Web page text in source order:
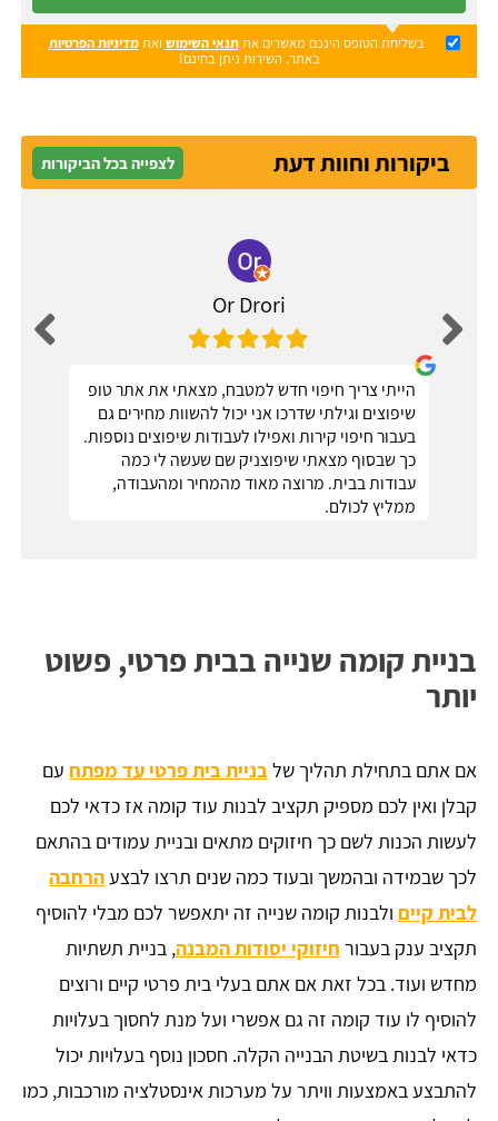
בשליחת הטופס הינכם מאשרים אתתנאי השימוש ואתמדיניות הפרטיות
באתר. השירות ניתן בחינם!
ביקורות וחוות דעת לצפייה בכל הביקורות
Or Drori
הייתי צריך חיפוי חדש למטבח, מצאתי את אתר טופ
שיפוצים וגילתי שדרכו אני יכול להשוות מחירים גם
בעבור חיפוי קירות ואפילו לעבודות שיפוצים נוספות.
כך שבסוף מצאתי שיפוצניק שם שעשה לי כמה
עבודות בבית. מרוצה מאוד מהמחיר ומהעבודה,
ממליץ לכולם.
בניית קומה שנייה בבית פרטי, פשוט
יותר
אם אתם בתחילת תהליך שלבניית בית פרטי עד מפתח עם
קבלן ואין לכם מספיק תקציב לבנות עוד קומה אז כדאי לכם
לעשות הכנות לשם כך חיזוקים מתאים ובניית עמודים בהתאם
לכך שבמידה ובהמשך ובעוד כמה שנים תרצו לבצעהרחבה
לבית קיים ולבנות קומה שנייה זה יתאפשר לכם מבלי להוסיף
תקציב ענק בעבור חיזוקי יסודות המבנה, בניית תשתיות
מחדש ועוד. בכל זאת אם אתם בעלי בית פרטי קיים ורוצים
להוסיף לו עוד קומה זה גם אפשרי ועל מנת לחסוך בעלויות
כדאי לבנות בשיטת הבנייה הקלה. חסכון נוסף בעלויות יכול
להתבצע באמצעות וויתר על מערכות אינסטלציה מורכבות, כמו